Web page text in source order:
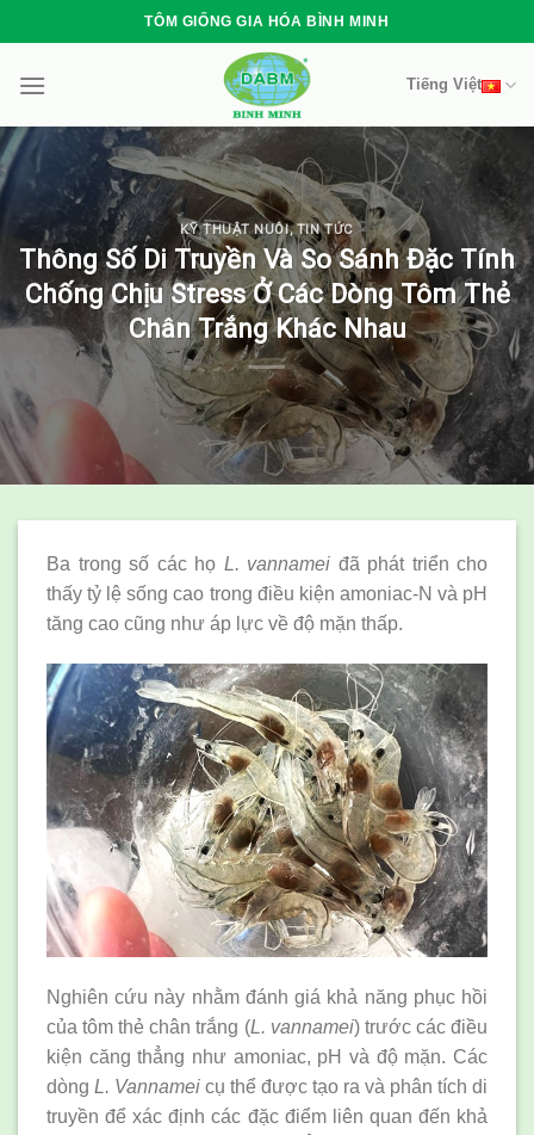
to
content
TÔM GIỐNG GIA HÓA BÌNH MINH
Tiếng Việt
KỸ THUẬT NUÔI,TIN TỨC
Thông Số Di Truyền Và So Sánh Đặc Tính
Chống Chịu Stress Ở Các Dòng Tôm Thẻ
Chân Trắng Khác Nhau
Ba trong số các họ L. vannamei đã phát triển cho
thấy tỷ lệ sống cao trong điều kiện amoniac-N và pH
tăng cao cũng như áp lực về độ mặn thấp.
Nghiên cứu này nhằm đánh giá khả năng phục hồi
của tôm thẻ chân trắng (L. vannamei) trước các điều
kiện căng thẳng như amoniac, pH và độ mặn. Các
dòng L. Vannamei cụ thể được tạo ra và phân tích di
truyền để xác định các đặc điểm liên quan đến khả